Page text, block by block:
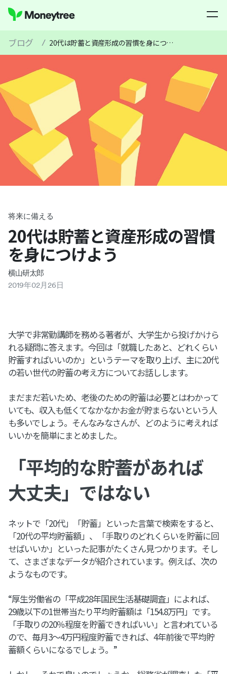
ブログ / 20代は貯蓄と資産形成の習慣を身につけよう
将来に備える
20代は貯蓄と資産形成の習慣
を身につけよう
横山研太郎
2019年02月 26日
大学で非常勤講師を務める著者が、大学生から投げかけら
れる疑問に答えます。今回は「就職したあと、どれくらい
貯蓄すればいいのか」というテーマを取り上げ、主に20代
の若い世代の貯蓄の考え方についてお話しします。
まだまだ若いため、老後のための貯蓄は必要とはわかって
いても、収入も低くてなかなかお金が貯まらないという人
も多いでしょう。そんなみなさんが、どのように考えれば
いいかを簡単にまとめました。
「平均的な貯蓄があれば
大丈夫」ではない
ネットで「20代」「貯蓄」といった言葉で検索をすると、
「20代の平均貯蓄額」、「手取りのどれくらいを貯蓄に回
せばいいか」といった記事がたくさん見つかります。そし
て、さまざまなデータが紹介されています。例えば、次の
ようなものです。
“厚生労働省の「平成28年国民生活基礎調査」によれば、
29歳以下の1世帯当たり平均貯蓄額は「154.8万円」です。
「手取りの20％程度を貯蓄できればいい」と言われている
ので、毎月3～4万円程度貯蓄できれば、4年前後で平均貯
蓄額くらいになるでしょう。”